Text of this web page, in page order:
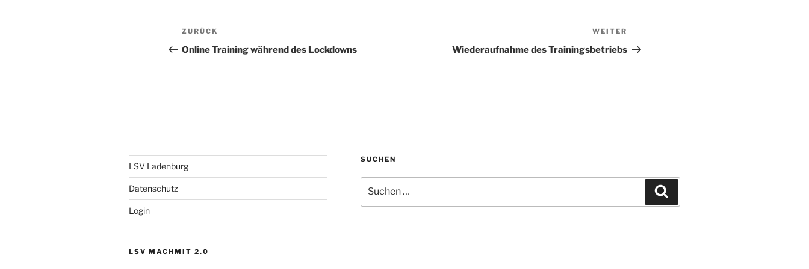
Beitragsnavigation
Vorheriger
Beitrag
ZURÜCK
Online Training während des Lockdowns
Beitrag
WEITER
Wiederaufnahme des Trainingsbetriebs
LSV Ladenburg
Datenschutz
Login
LSV MACHMIT 2.0
SUCHEN
nach: